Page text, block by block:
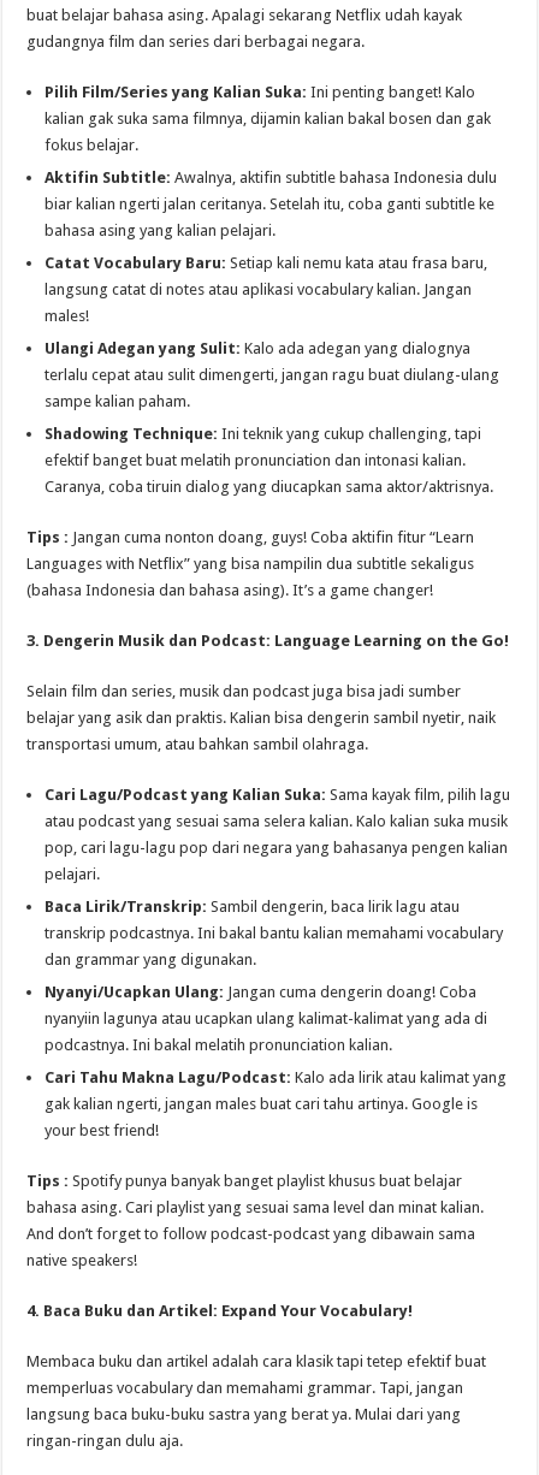
buat belajar bahasa asing. Apalagi sekarang Netflix udah kayak
gudangnya film dan series dari berbagai negara.
Pilih Film/Series yang Kalian Suka: Ini penting banget! Kalo
kalian gak suka sama filmnya, dijamin kalian bakal bosen dan gak
fokus belajar.
Aktifin Subtitle: Awalnya, aktifin subtitle bahasa Indonesia dulu
biar kalian ngerti jalan ceritanya. Setelah itu, coba ganti subtitle ke
bahasa asing yang kalian pelajari.
Catat Vocabulary Baru: Setiap kali nemu kata atau frasa baru,
langsung catat di notes atau aplikasi vocabulary kalian. Jangan
males!
Ulangi Adegan yang Sulit: Kalo ada adegan yang dialognya
terlalu cepat atau sulit dimengerti, jangan ragu buat diulang-ulang
sampe kalian paham.
Shadowing Technique: Ini teknik yang cukup challenging, tapi
efektif banget buat melatih pronunciation dan intonasi kalian.
Caranya, coba tiruin dialog yang diucapkan sama aktor/aktrisnya.
Tips : Jangan cuma nonton doang, guys! Coba aktifin fitur “Learn
Languages with Netflix” yang bisa nampilin dua subtitle sekaligus
(bahasa Indonesia dan bahasa asing). It’s a game changer!
3. Dengerin Musik dan Podcast: Language Learning on the Go!
Selain film dan series, musik dan podcast juga bisa jadi sumber
belajar yang asik dan praktis. Kalian bisa dengerin sambil nyetir, naik
transportasi umum, atau bahkan sambil olahraga.
Cari Lagu/Podcast yang Kalian Suka: Sama kayak film, pilih lagu
atau podcast yang sesuai sama selera kalian. Kalo kalian suka musik
pop, cari lagu-lagu pop dari negara yang bahasanya pengen kalian
pelajari.
Baca Lirik/Transkrip: Sambil dengerin, baca lirik lagu atau
transkrip podcastnya. Ini bakal bantu kalian memahami vocabulary
dan grammar yang digunakan.
Nyanyi/Ucapkan Ulang: Jangan cuma dengerin doang! Coba
nyanyiin lagunya atau ucapkan ulang kalimat-kalimat yang ada di
podcastnya. Ini bakal melatih pronunciation kalian.
Cari Tahu Makna Lagu/Podcast: Kalo ada lirik atau kalimat yang
gak kalian ngerti, jangan males buat cari tahu artinya. Google is
your best friend!
Tips : Spotify punya banyak banget playlist khusus buat belajar
bahasa asing. Cari playlist yang sesuai sama level dan minat kalian.
And don’t forget to follow podcast-podcast yang dibawain sama
native speakers!
4. Baca Buku dan Artikel: Expand Your Vocabulary!
Membaca buku dan artikel adalah cara klasik tapi tetep efektif buat
memperluas vocabulary dan memahami grammar. Tapi, jangan
langsung baca buku-buku sastra yang berat ya. Mulai dari yang
ringan-ringan dulu aja.